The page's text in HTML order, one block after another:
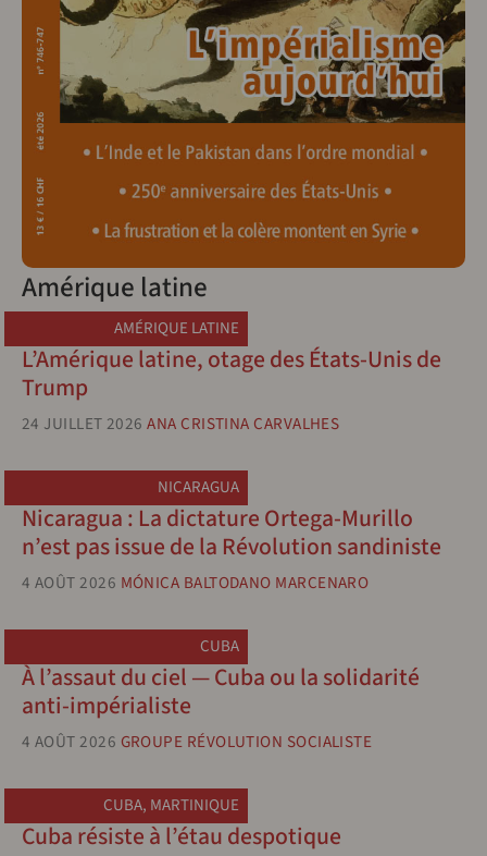
Amérique latine
AMÉRIQUE LATINE
L’Amérique latine, otage des États-Unis de
Trump
24 JUILLET 2026 ANA CRISTINA CARVALHES
NICARAGUA
Nicaragua : La dictature Ortega-Murillo
n’est pas issue de la Révolution sandiniste
4 AOÛT 2026 MÓNICA BALTODANO MARCENARO
CUBA
À l’assaut du ciel — Cuba ou la solidarité
anti-impérialiste
4 AOÛT 2026 GROUPE RÉVOLUTION SOCIALISTE
CUBA, MARTINIQUE
Cuba résiste à l’étau despotique